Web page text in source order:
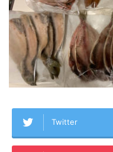
Twitter